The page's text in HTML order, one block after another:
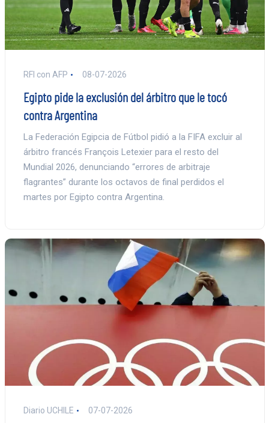
RFI con AFP 08-07-2026
Egipto pide la exclusión del árbitro que le tocó
contra Argentina
La Federación Egipcia de Fútbol pidió a la FIFA excluir al
árbitro francés François Letexier para el resto del
Mundial 2026, denunciando “errores de arbitraje
flagrantes” durante los octavos de final perdidos el
martes por Egipto contra Argentina.
Diario UCHILE 07-07-2026